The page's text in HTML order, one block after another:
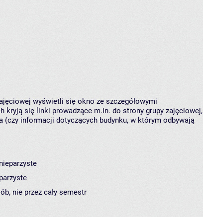
wyświetli się okno ze szczegółowymi
kryją się linki prowadzące m.in. do strony grupy zajęciowej,
informacji dotyczących budynku, w którym odbywają
nie przez cały semestr